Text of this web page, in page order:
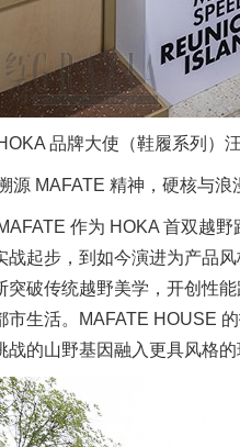
品牌大使（鞋履系列）
源 MAFATE 精神，硬核与浪
作为 HOKA 首双越
战起步，到如今演进为产品
突破传统越野美学，开创性
市生活。MAFATE HOUSE
战的山野基因融入更具风格的